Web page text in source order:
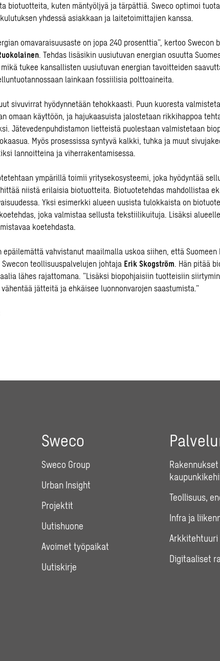
biotuotteita, kuten mäntyöljyä ja tärpättiä. Sweco optimoi
yhdessä asiakkaan ja laitetoimittajien kanssa.
omavaraisuusaste on jopa 240 prosenttia”, kertoo Swecon
. Tehdas lisäsikin uusiutuvan energian osuutta
tukee kansallisten uusiutuvan energian tavoitteiden
lainkaan fossiilisia polttoaineita.
sivuvirrat hyödynnetään tehokkaasti. Puun kuoresta
omaan käyttöön, ja hajukaasuista jalostetaan rikkihappoa
Jätevedenpuhdistamon lietteistä puolestaan valmistetaan
Myös prosessissa syntyvä kalkki, tuhka ja muut
lannoitteina ja viherrakentamisessa.
ympärillä toimii yritysekosysteemi, joka hyödyntää
niistä erilaisia biotuotteita. Biotuotetehdas mahdollistaa
Yksi esimerkki alueen uusista tulokkaista on
joka valmistaa sellusta tekstiilikuituja. Lisäksi
koetehdasta.
epäilemättä vahvistanut maailmalla uskoa siihen, että Suomeen
teollisuuspalvelujen johtaja Erik Skogström. Hän pitää
lähes rajattomana. ”Lisäksi biopohjaisiin tuotteisiin
jätteitä ja ehkäisee luonnonvarojen saastumista.”
Sweco
Sweco Group
Urban Insight
Projektit
Uutishuone
Avoimet työpaikat
Uutiskirje
Teollisuus,
Infra ja
Arkkitehtuuri
Digitaaliset